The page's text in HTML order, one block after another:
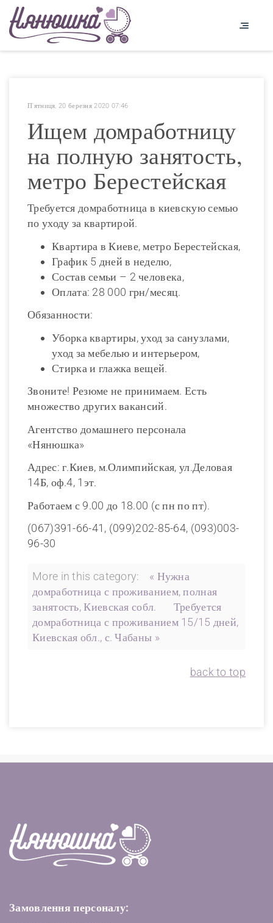
П'ятниця, 20 березня 2020 07:46
Ищем домработницу
на полную занятость,
метро Берестейская
Требуется домработница в киевскую семью
по уходу за квартирой.
Квартира в Киеве, метро Берестейская,
График 5 дней в неделю,
Состав семьи – 2 человека,
Оплата: 28 000 грн/месяц.
Обязанности:
Уборка квартиры, уход за санузлами,
уход за мебелью и интерьером,
Стирка и глажка вещей.
Звоните! Резюме не принимаем. Есть
множество других вакансий.
Агентство домашнего персонала
«Нянюшка»
Адрес: г.Киев, м.Олимпийская, ул.Деловая
14Б, оф.4, 1эт.
Работаем с 9.00 до 18.00 (с пн по пт).
(067)391-66-41, (099)202-85-64, (093)003-
96-30
More in this category:
« Нужна
домработница с проживанием, полная
занятость, Киевская собл.
Требуется
домработница с проживанием 15/15 дней,
Киевская обл., с. Чабаны »
back to top
Замовлення персоналу: